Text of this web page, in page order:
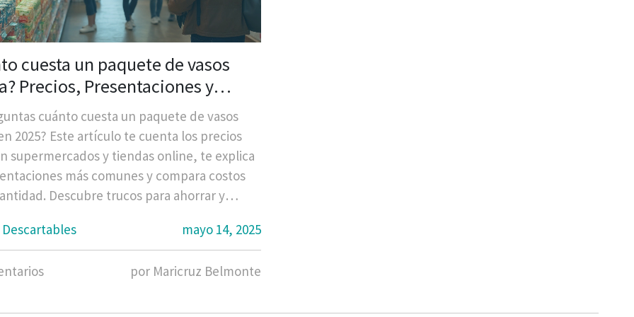
cuesta un paquete de vasos
Precios, Presentaciones y
de Compra en 2025
cuánto cuesta un paquete de vasos
2025? Este artículo te cuenta los precios
supermercados y tiendas online, te explica
más comunes y compara costos
Descubre trucos para ahorrar y
y lo que cambia este año en el
de vasos desechables.
mayo 14, 2025
por Maricruz Belmonte